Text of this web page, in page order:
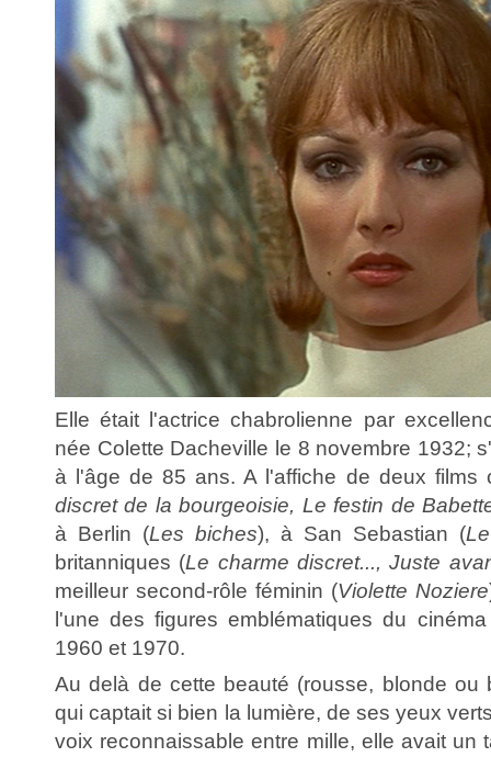
Elle était l'actrice chabrolienne par
née Colette Dacheville le 8 novembre 1932;
à l'âge de 85 ans. A l'affiche de deux films
discret de la bourgeoisie, Le festin de
à Berlin (Les biches), à San Sebastian (
britanniques (Le charme discret..., Juste
meilleur second-rôle féminin (Violette Noziere
l'une des figures emblématiques du
1960 et 1970.
Au delà de cette beauté (rousse, blonde ou
qui captait si bien la lumière, de ses yeux
voix reconnaissable entre mille, elle avait un